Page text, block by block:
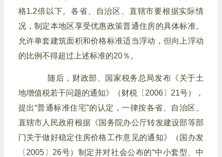
格1.2倍以下。各省、自治区、直辖市要根据实际情
况，制定本地区享受优惠政策普通住房的具体标准。
允许单套建筑面积和价格标准适当浮动，但向上浮动
的比例不得超过上述标准的20％。
随后，财政部、国家税务总局发布《关于土
地增值税若干问题的通知》（财税〔2006〕21号），
提出“普通标准住宅”的认定，一律按各省、自治区、
直辖市人民政府根据《国务院办公厅转发建设部等部
门关于做好稳定住房价格工作意见的通知》（国办发
〔2005〕26号）制定并对社会公布的“中小套型、中